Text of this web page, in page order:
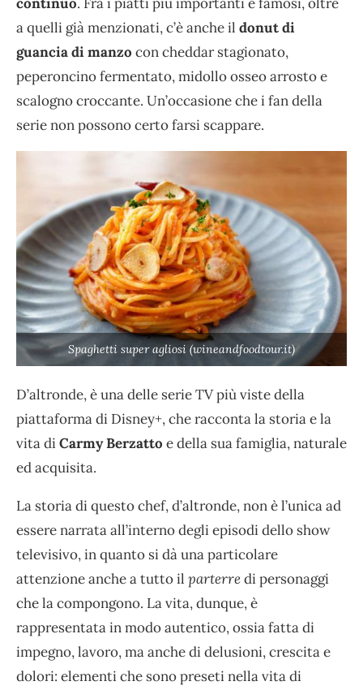
a quelli già menzionati, c’è anche il donut di
guancia di manzo con cheddar stagionato,
peperoncino fermentato, midollo osseo arrosto e
scalogno croccante. Un’occasione che i fan della
serie non possono certo farsi scappare.
Spaghetti super agliosi (wineandfoodtour.it)
D’altronde, è una delle serie TV più viste della
piattaforma di Disney+, che racconta la storia e la
vita diCarmy Berzatto e della sua famiglia, naturale
ed acquisita.
La storia di questo chef, d’altronde, non è l’unica ad
essere narrata all’interno degli episodi dello show
televisivo, in quanto si dà una particolare
attenzione anche a tutto il parterredi personaggi
che la compongono. La vita, dunque, è
rappresentata in modo autentico, ossia fatta di
impegno, lavoro, ma anche di delusioni, crescita e
dolori: elementi che sono preseti nella vita di